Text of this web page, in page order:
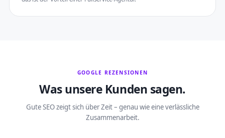
GOOGLE REZENSIONEN
Was unsere Kunden sagen.
Gute SEO zeigt sich über Zeit – genau wie eine verlässliche
Zusammenarbeit.